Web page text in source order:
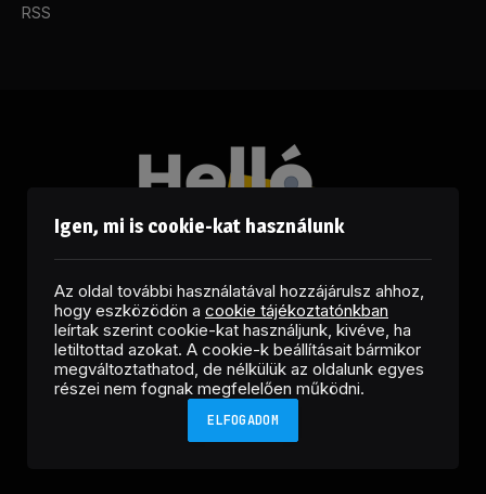
RSS
FacebookLinkedInX
(Twitter)
RSS
Igen, mi is cookie-kat használunk
Az oldal további használatával hozzájárulsz ahhoz,
hogy eszközödön a cookie tájékoztatónkban
leírtak szerint cookie-kat használjunk, kivéve, ha
letiltottad azokat. A cookie-k beállításait bármikor
megváltoztathatod, de nélkülük az oldalunk egyes
részei nem fognak megfelelően működni.
ELFOGADOM